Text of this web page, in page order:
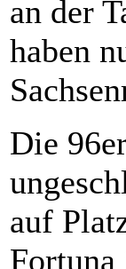
an der
haben
Die
auf
Fortuna